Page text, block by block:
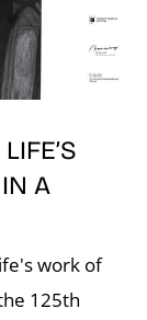
A
work of
125th